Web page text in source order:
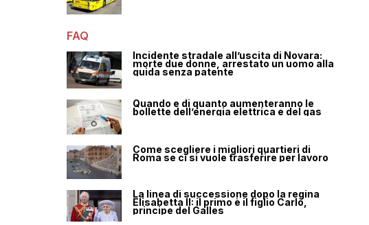
FAQ
Incidente stradale all’uscita di Novara:
morte due donne, arrestato un uomo alla
guida senza patente
Quando e di quanto aumenteranno le
bollette dell’energia elettrica e del gas
Come scegliere i migliori quartieri di
Roma se ci si vuole trasferire per lavoro
La linea di successione dopo la regina
Elisabetta II: il primo è il figlio Carlo,
principe del Galles